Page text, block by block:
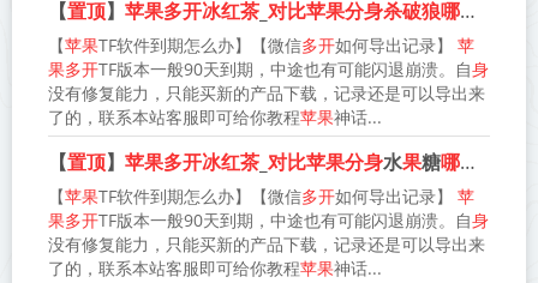
【置顶】 苹果多开冰红茶 对比苹果分身杀破狼哪款更防封
【苹果TF软件到期怎么办】【微信多开如何导出记录】 苹
果多开TF版本一般90天到期，中途也有可能闪退崩溃。自身
没有修复能力，只能买新的产品下载，记录还是可以导出来
了的，联系本站客服即可给你教程苹果神话...
【置顶】 苹果多开冰红茶 对比苹果分身水果糖哪款更防封
【苹果TF软件到期怎么办】【微信多开如何导出记录】 苹
果多开TF版本一般90天到期，中途也有可能闪退崩溃。自身
没有修复能力，只能买新的产品下载，记录还是可以导出来
了的，联系本站客服即可给你教程苹果神话...